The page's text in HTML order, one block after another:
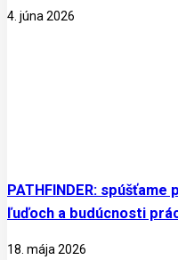
4. júna 2026
PATHFINDER:
ľuďoch a budúcnosti
18. mája 2026